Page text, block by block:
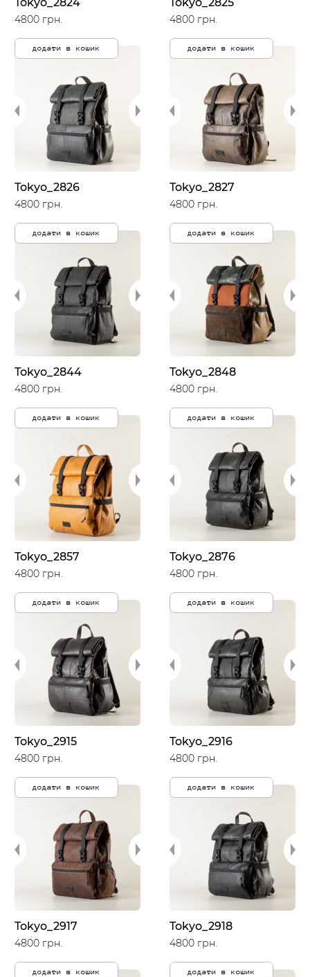
4800 грн.
додати в кошик
4800 грн.
додати в кошик
Tokyo_2826
4800 грн.
додати в кошик
Tokyo_2827
4800 грн.
додати в кошик
Tokyo_2844
4800 грн.
додати в кошик
Tokyo_2848
4800 грн.
додати в кошик
Tokyo_2857
4800 грн.
додати в кошик
Tokyo_2876
4800 грн.
додати в кошик
Tokyo_2915
4800 грн.
додати в кошик
Tokyo_2916
4800 грн.
додати в кошик
Tokyo_2917
4800 грн.
додати в кошик
Tokyo_2918
4800 грн.
додати в кошик